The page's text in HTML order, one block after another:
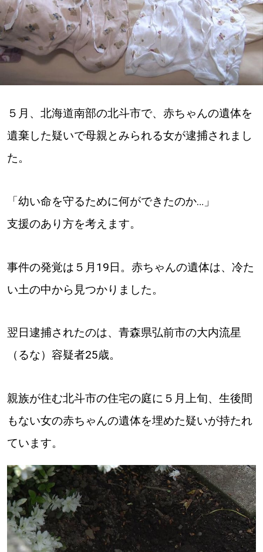
ゆるむ
SitakkeTV
ローカルエリア
all
札幌
道南
道東
道央
Sitakke編集部あい
【いろんな価値観や生き方に触れたい】
Sitakke編集部 IKU 【まったり楽しみたい】
【暮らしの知恵を身につけたい】 札幌市
【札幌のお気に入りを見つけたい】
【道央のお気に入りを見つけたい】
【道北のお気に入りを見つけたい】
【道東のお気に入りを見つけたい】
５月、北海道南部の北斗市で、赤ちゃんの遺体を
遺棄した疑いで母親とみられる女が逮捕されまし
た。
「幼い命を守るために何ができたのか…」
支援のあり方を考えます。
事件の発覚は５月19日。赤ちゃんの遺体は、冷た
い土の中から見つかりました。
翌日逮捕されたのは、青森県弘前市の大内流星
（るな）容疑者25歳。
親族が住む北斗市の住宅の庭に５月上旬、生後間
もない女の赤ちゃんの遺体を埋めた疑いが持たれ
ています。